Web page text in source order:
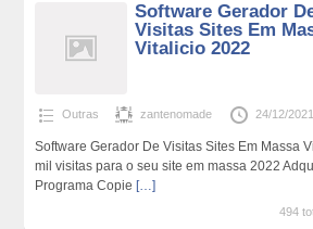
Software Gerador
Visitas Sites Em
Vitalicio 2022
Outras zantenomade 24/12/2021
Software Gerador De Visitas Sites Em Massa
mil visitas para o seu site em massa 2022
Programa Copie […]
494